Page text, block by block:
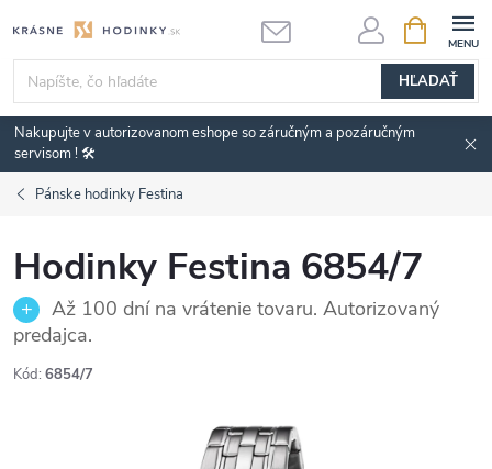
na
obsah
HĽADAŤ
KOŠÍK
Nakupujte v autorizovanom eshope so záručným a pozáručným
servisom ! 🛠️
Pánske hodinky Festina
Hodinky Festina 6854/7
Až 100 dní na vrátenie tovaru. Autorizovaný
predajca.
Kód: 6854/7